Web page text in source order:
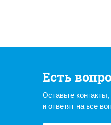
Есть
Оставьте
и ответят на все